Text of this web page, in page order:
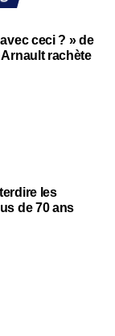
ceci ? » de
rachète
les
de 70 ans